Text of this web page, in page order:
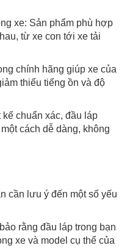
xe: Sản phẩm phù hợp
từ xe con tới xe tải
chính hãng giúp xe của
thiểu tiếng ồn và độ
chuẩn xác, đầu láp
cách dễ dàng, không
cần lưu ý đến một số yếu
rằng đầu láp trong bạn
xe và model cụ thể của